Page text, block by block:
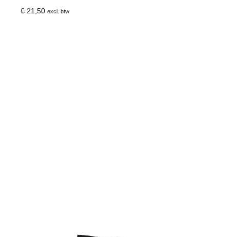
€ 21,50 excl. btw